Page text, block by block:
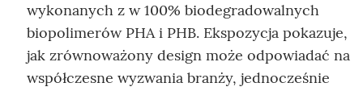
wykonanych z w 100% biodegradowalnych
biopolimerów PHA i PHB. Ekspozycja pokazuje,
jak zrównoważony design może odpowiadać na
współczesne wyzwania branży, jednocześnie